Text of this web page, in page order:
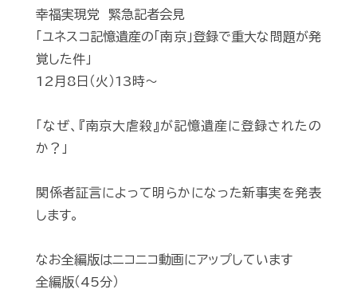
幸福実現党 緊急記者会見
「ユネスコ記憶遺産の「南京」登録で重大な問題が発
覚した件」
12月8日（火）13時～
「なぜ、『南京大虐殺』が記憶遺産に登録されたの
か？」
関係者証言によって明らかになった新事実を発表
します。
なお全編版はニコニコ動画にアップしています
全編版（45分）